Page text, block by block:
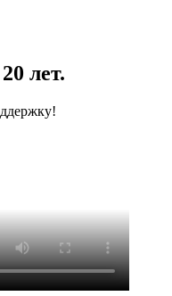
лет.